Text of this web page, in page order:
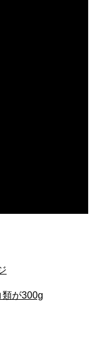
が300g